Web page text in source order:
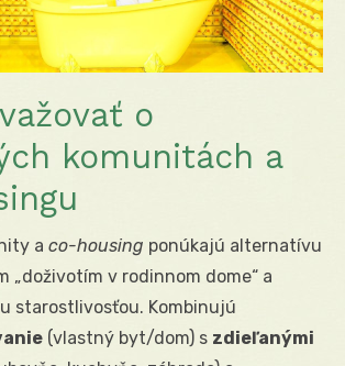
o
komunitách a
a co-housing ponúkajú alternatívu
„doživotím v rodinnom dome“ a
starostlivosťou. Kombinujú
(vlastný byt/dom) s zdieľanými